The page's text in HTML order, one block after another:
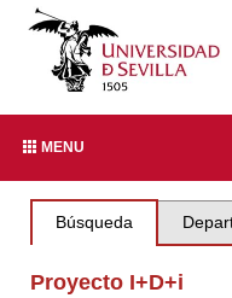
MENU
Búsqueda
Proyecto I+D+i